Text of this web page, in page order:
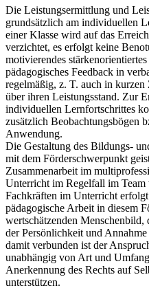
Die Leistungsermittlung und
grundsätzlich am individuellen
einer Klasse wird auf das
verzichtet, es erfolgt keine
motivierendes
pädagogisches Feedback in
regelmäßig, z. T. auch in
über ihren Leistungsstand. Zur
individuellen Lernfortschrittes
zusätzlich Beobachtungsbögen
Anwendung.
Die Gestaltung des Bildungs-
mit dem Förderschwerpunkt
Zusammenarbeit im
Unterricht im Regelfall im Team
Fachkräften im Unterricht
pädagogische Arbeit in diesem
wertschätzenden
der Persönlichkeit und
damit verbunden ist der
unabhängig von Art und
Anerkennung des Rechts auf
unterstützen.